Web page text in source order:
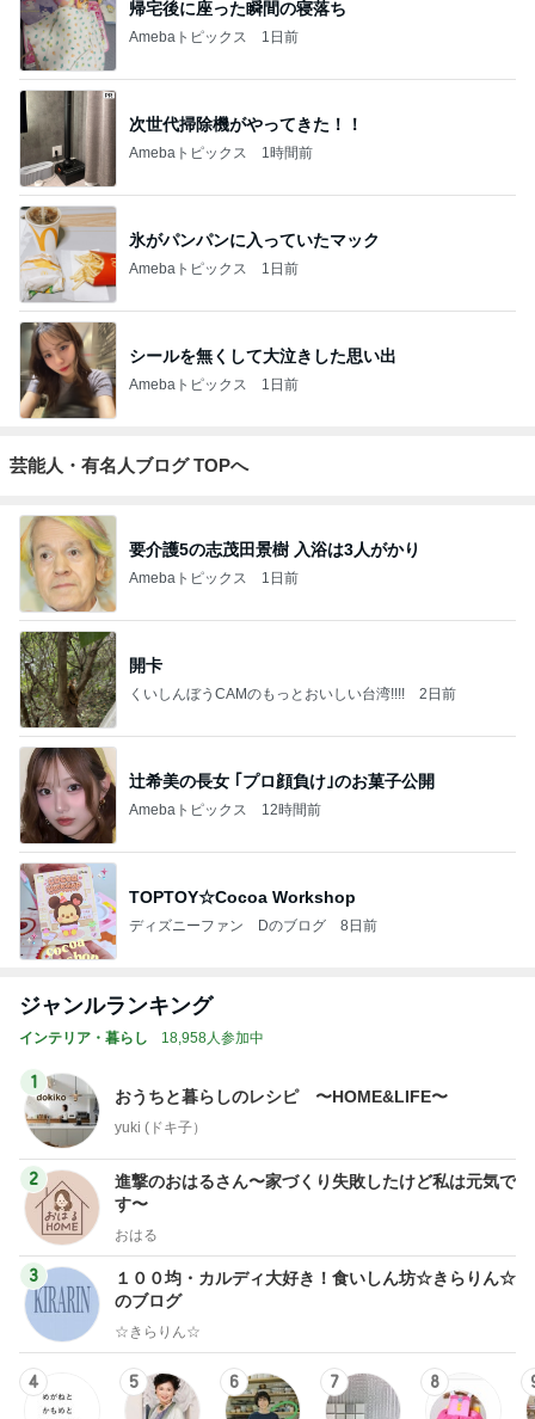
帰宅後に座った瞬間の寝落ち
Amebaトピックス 1日前
次世代掃除機がやってきた！！
Amebaトピックス 1時間前
氷がパンパンに入っていたマック
Amebaトピックス 1日前
シールを無くして大泣きした思い出
Amebaトピックス 1日前
芸能人・有名人ブログ TOPへ
要介護5の志茂田景樹 入浴は3人がかり
Amebaトピックス 1日前
開卡
くいしんぼうCAMのもっとおいしい台湾!!!! 2日前
辻希美の長女 ｢プロ顔負け｣のお菓子公開
Amebaトピックス 12時間前
TOPTOY☆Cocoa Workshop
ディズニーファン Dのブログ 8日前
ジャンルランキング
インテリア・暮らし 18,958人参加中
1
おうちと暮らしのレシピ 〜HOME&LIFE〜
yuki (ドキ子）
2
進撃のおはるさん〜家づくり失敗したけど私は元気で
す〜
おはる
3
１００均・カルディ大好き！食いしん坊☆きらりん☆
のブログ
☆きらりん☆
4 5 6 7 8